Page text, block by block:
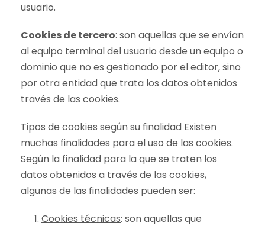
usuario.
Cookies de tercero: son aquellas que se envían
al equipo terminal del usuario desde un equipo o
dominio que no es gestionado por el editor, sino
por otra entidad que trata los datos obtenidos
través de las cookies.
Tipos de cookies según su finalidad Existen
muchas finalidades para el uso de las cookies.
Según la finalidad para la que se traten los
datos obtenidos a través de las cookies,
algunas de las finalidades pueden ser:
Cookies técnicas: son aquellas que